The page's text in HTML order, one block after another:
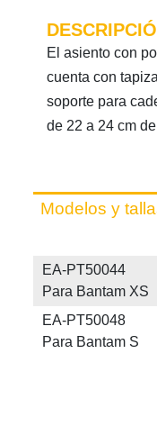
El asiento con
cuenta con
soporte para
de 22 a 24 cm
Modelos y
EA-PT50044
Para Bantam XS
EA-PT50048
Para Bantam S